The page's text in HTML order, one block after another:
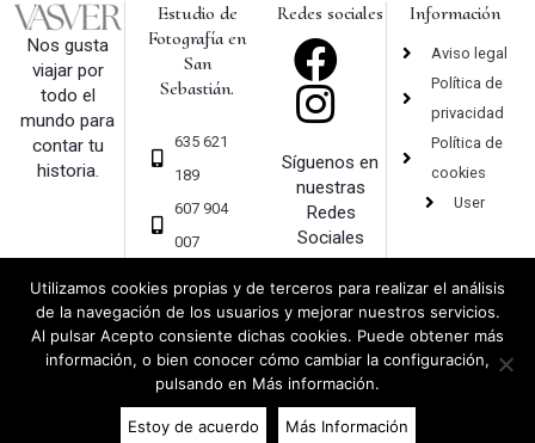
Nos gusta
viajar por
todo el
mundo para
contar tu
historia.
Estudio de
Fotografía en
San
Sebastián.
635 621
189
607 904
007
ver.com
Redes sociales
Síguenos en
nuestras
Redes
Sociales
Información
Aviso legal
Política de
privacidad
Política de
cookies
User
Copyright 2019 © Vasver – Fotografía – San Sebastián |
Utilizamos cookies propias y de terceros para realizar el análisis
de la navegación de los usuarios y mejorar nuestros servicios.
Al pulsar Acepto consiente dichas cookies. Puede obtener más
información, o bien conocer cómo cambiar la configuración,
pulsando en Más información.
Estoy de acuerdo Más Información